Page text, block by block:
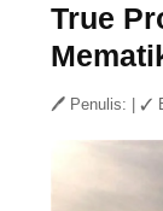
True
🖊 Penulis: ✓